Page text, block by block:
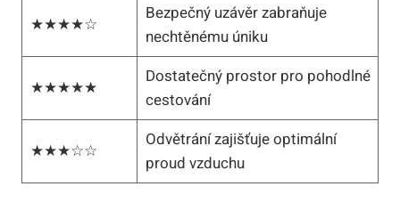
★★★★☆
Bezpečný uzávěr zabraňuje
nechtěnému úniku
★★★★★
Dostatečný prostor pro pohodlné
cestování
★★★☆☆
Odvětrání zajišťuje optimální
proud vzduchu